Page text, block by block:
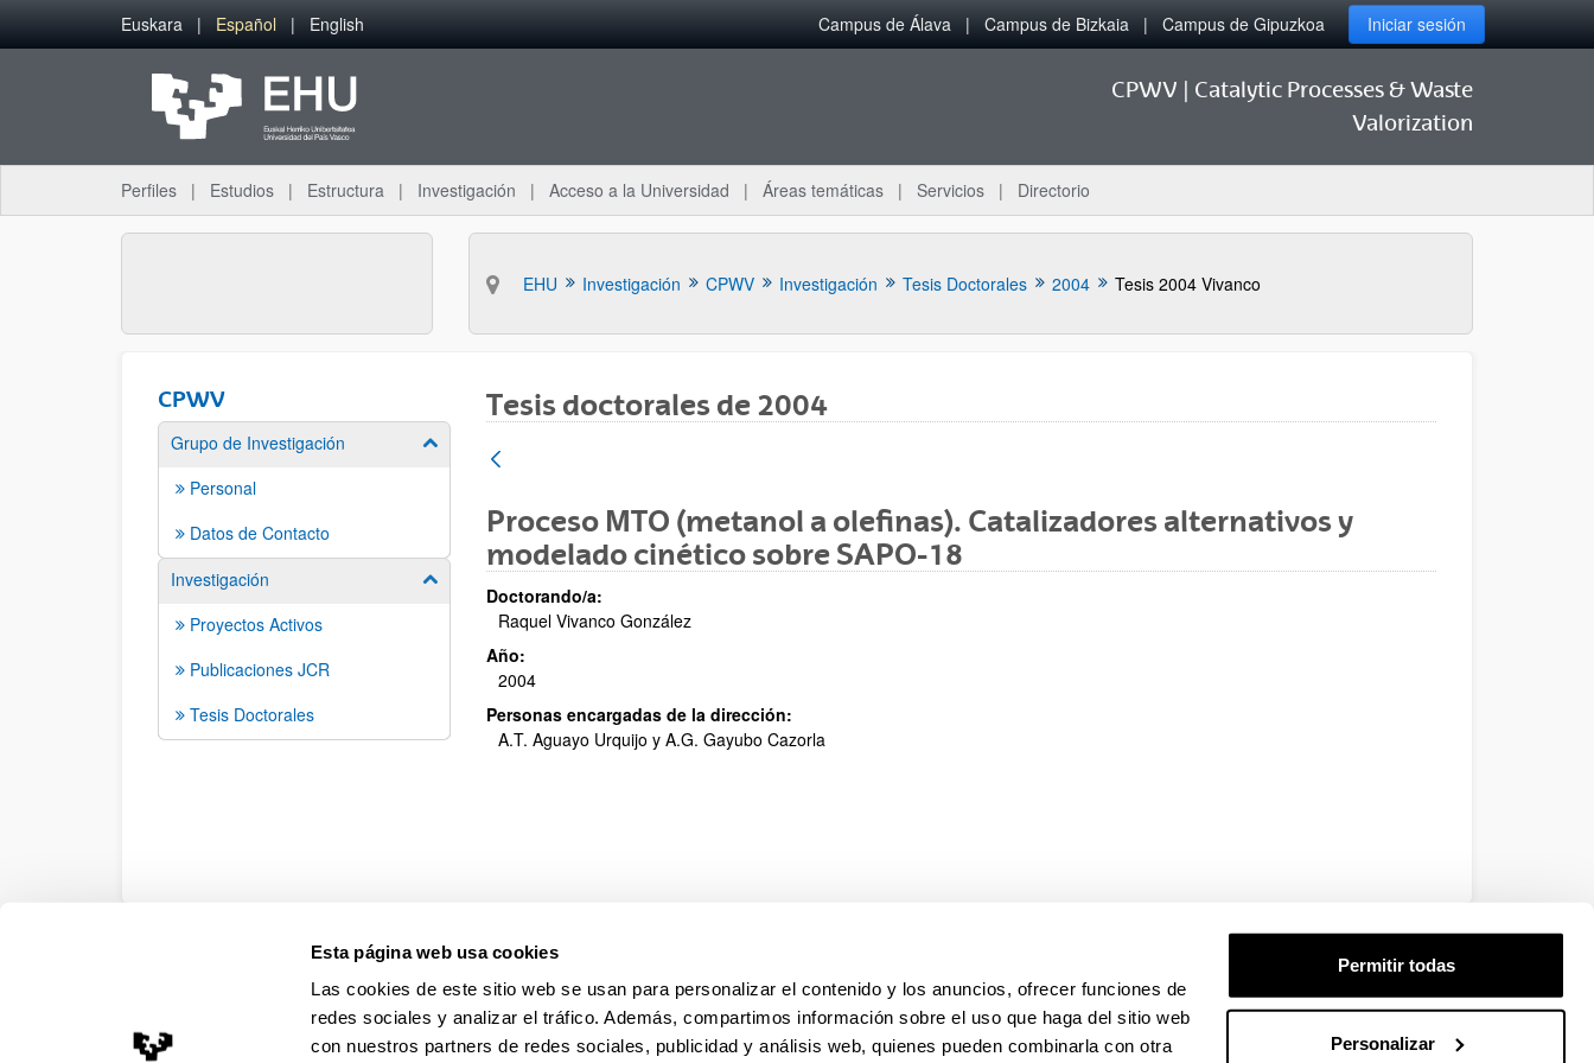
Esta página web usa cookies
Las cookies de este sitio web se usan para personalizar el contenido y los anuncios, ofrecer funciones de
redes sociales y analizar el tráfico. Además, compartimos información sobre el uso que haga del sitio web
con nuestros partners de redes sociales, publicidad y análisis web, quienes pueden combinarla con otra
Permitir todas
Personalizar
Saltar al contenido principal
Euskara Español English Campus de Álava Campus de Bizkaia Campus de Gipuzkoa Iniciar sesión
CPWV | Catalytic Processes & Waste
Valorization
Perfiles Estudios Estructura Investigación Acceso a la Universidad Áreas temáticas Servicios Directorio
EHU Investigación CPWV Investigación Tesis Doctorales 2004 Tesis 2004 Vivanco
CPWV
Grupo de Investigación Mostrar/ocultar subpáginas
Personal
Datos de Contacto
Investigación
Mostrar/ocultar subpáginas
Proyectos Activos
Publicaciones JCR
Tesis Doctorales
Tesis doctorales de 2004
Proceso MTO (metanol a olefinas). Catalizadores alternativos y
modelado cinético sobre SAPO-18
Doctorando/a:
Raquel Vivanco González
Año:
2004
Personas encargadas de la dirección:
A.T. Aguayo Urquijo y A.G. Gayubo Cazorla
Información legal Contacto Mapa EHU